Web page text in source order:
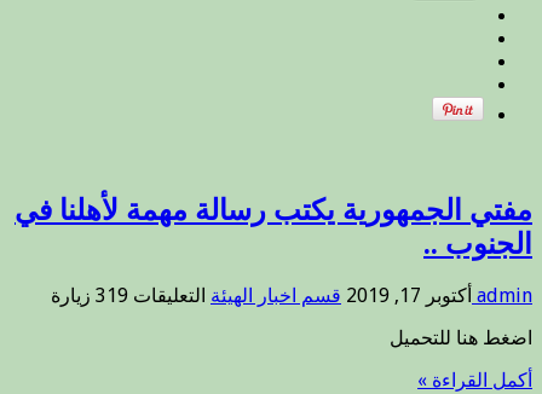
مفتي الجمهورية يكتب رسالة مهمة لأهلنا في
الجنوب ..
admin أكتوبر 17, 2019 قسم اخبار الهيئة التعليقات على
319 زيارة
اضغط هنا للتحميل
أكمل القراءة »